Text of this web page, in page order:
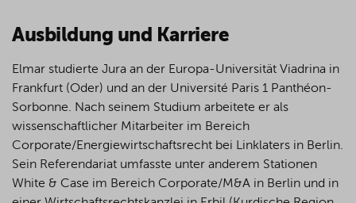
Ausbildung und Karriere
Elmar studierte Jura an der Europa-Universität Viadrina in
Frankfurt (Oder) und an der Université Paris 1 Panthéon-
Sorbonne. Nach seinem Studium arbeitete er als
wissenschaftlicher Mitarbeiter im Bereich
Corporate/Energiewirtschaftsrecht bei Linklaters in Berlin.
Sein Referendariat umfasste unter anderem Stationen
White & Case im Bereich Corporate/M&A in Berlin und in